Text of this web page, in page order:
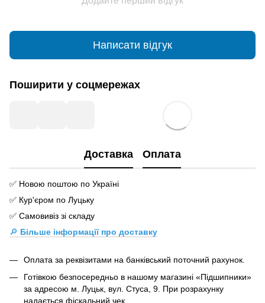
Написати відгук
Поширити у соцмережах
Доставка Оплата
✅ Новою поштою по Україні
✅ Кур'єром по Луцьку
✅ Самовивіз зі складу
🔎 Більше інформації про доставку
Оплата за реквізитами на банківський поточний рахунок.
Готівкою безпосередньо в нашому магазині «Підшипники»
за адресою м. Луцьк, вул. Стуса, 9. При розрахунку
надається фіскальний чек.